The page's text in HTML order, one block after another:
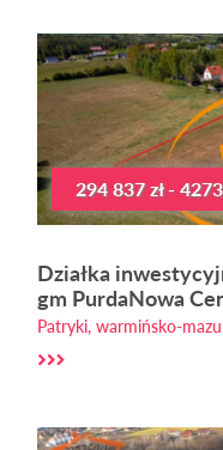
294 837 zł -
Działka
gm PurdaNowa
Patryki, warmińsko-